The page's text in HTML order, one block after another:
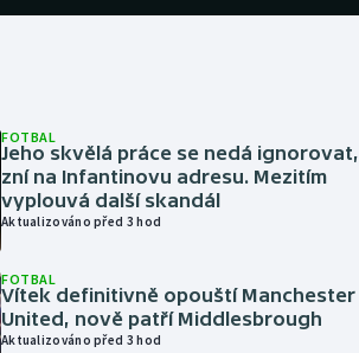
FOTBAL
Jeho skvělá práce se nedá ignorovat,
zní na Infantinovu adresu. Mezitím
vyplouvá další skandál
Aktualizováno před 3 hod
FOTBAL
Vítek definitivně opouští Manchester
United, nově patří Middlesbrough
Aktualizováno před 3 hod